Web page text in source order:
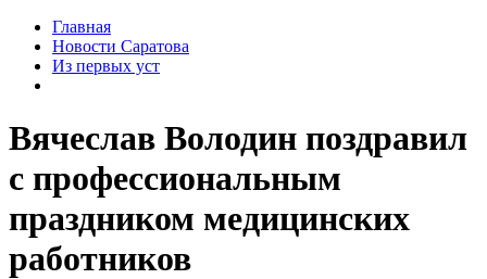
Главная
Новости Саратова
Из пеpвых уст
Вячеслав Володин поздравил
с профессиональным
праздником медицинских
работников